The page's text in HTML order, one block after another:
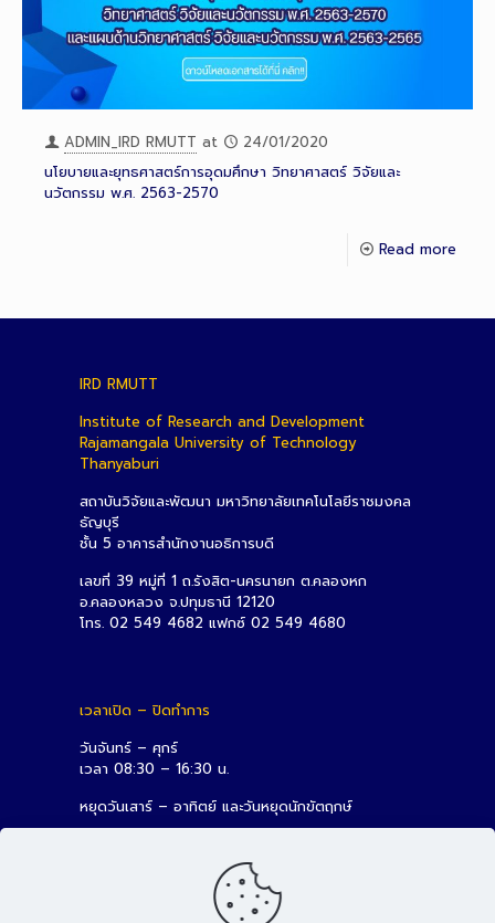
ADMIN_IRD RMUTT at
24/01/2020
นโยบายและยุทธศาสตร์การอุดมศึกษา วิทยาศาสตร์ วิจัยและ
นวัตกรรม พ.ศ. 2563-2570
Read more
IRD RMUTT
Institute of Research and Development
Rajamangala University of Technology
Thanyaburi
สถาบันวิจัยและพัฒนา มหาวิทยาลัยเทคโนโลยีราชมงคล
ธัญบุรี
ชั้น 5 อาคารสำนักงานอธิการบดี
เลขที่ 39 หมู่ที่ 1 ถ.รังสิต-นครนายก ต.คลองหก
อ.คลองหลวง จ.ปทุมธานี 12120
โทร. 02 549 4682 แฟกซ์ 02 549 4680
เวลาเปิด – ปิดทำการ
วันจันทร์ – ศุกร์
เวลา 08:30 – 16:30 น.
หยุดวันเสาร์ – อาทิตย์ และวันหยุดนักขัตฤกษ์